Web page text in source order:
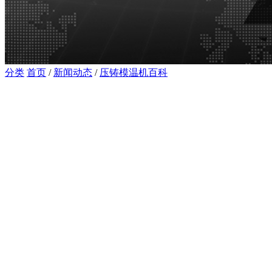
分类 首页 / 新闻动态 / 压铸模温机百科